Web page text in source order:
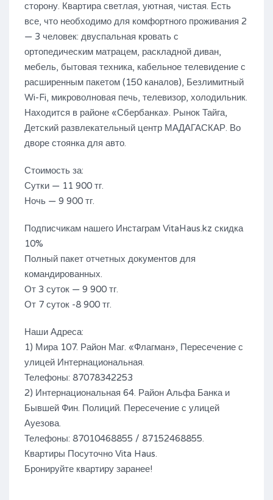
сторону. Квартира светлая, уютная, чистая. Есть
все, что необходимо для комфортного проживания 2
— 3 человек: двуспальная кровать с
ортопедическим матрацем, раскладной диван,
мебель, бытовая техника, кабельное телевидение с
расширенным пакетом (150 каналов), Безлимитный
Wi-Fi, микроволновая печь, телевизор, холодильник.
Находится в районе «Сбербанка». Рынок Тайга,
Детский развлекательный центр МАДАГАСКАР. Во
дворе стоянка для авто.
Стоимость за:
Сутки — 11 900 тг.
Ночь — 9 900 тг.
Подписчикам нашего Инстаграм VitaHaus.kz скидка
10%
Полный пакет отчетных документов для
командированных.
От 3 суток — 9 900 тг.
От 7 суток -8 900 тг.
Наши Адреса:
1) Мира 107. Район Маг. «Флагман», Пересечение с
улицей Интернациональная.
Телефоны: 87078342253
2) Интернациональная 64. Район Альфа Банка и
Бывшей Фин. Полиций. Пересечение с улицей
Ауезова.
Телефоны: 87010468855 / 87152468855.
Квартиры Посуточно Vita Haus.
Бронируйте квартиру заранее!